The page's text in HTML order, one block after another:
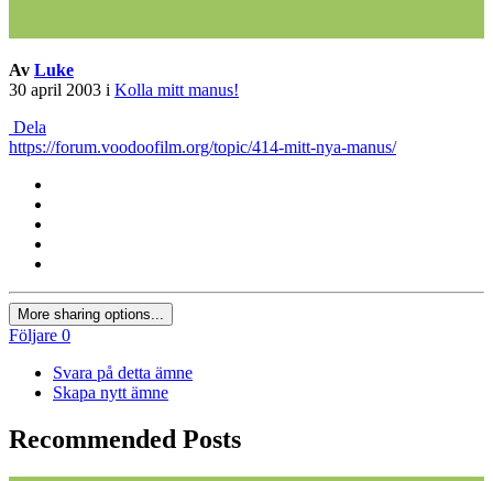
Av Luke
30 april 2003 i Kolla mitt manus!
Dela
https://forum.voodoofilm.org/topic/414-mitt-nya-manus/
More sharing options...
Följare 0
Svara på detta ämne
Skapa nytt ämne
Recommended Posts